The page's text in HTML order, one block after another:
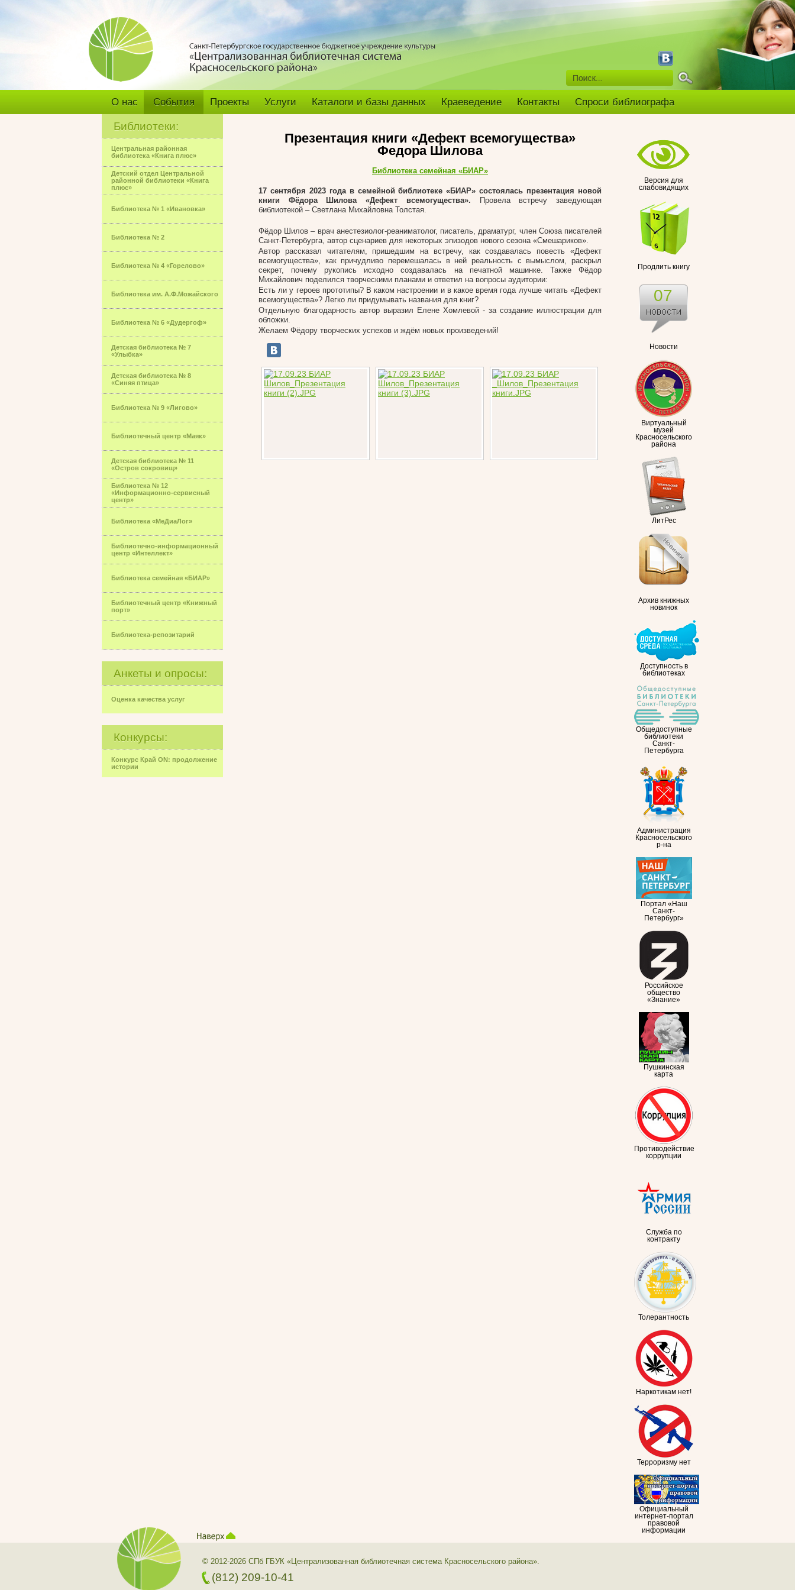
О нас События Проекты Услуги Каталоги и базы данных Краеведение Контакты Спроси библиографа
Библиотеки:
Центральная районная
библиотека «Книга плюс»
Детский отдел Центральной
районной библиотеки «Книга
плюс»
Библиотека № 1 «Ивановка»
Библиотека № 2
Библиотека № 4 «Горелово»
Библиотека им. А.Ф.Можайского
Библиотека № 6 «Дудергоф»
Детская библиотека № 7
«Улыбка»
Детская библиотека № 8
«Синяя птица»
Библиотека № 9 «Лигово»
Библиотечный центр «Маяк»
Детская библиотека № 11
«Остров сокровищ»
Библиотека № 12
«Информационно-сервисный
центр»
Библиотека «МеДиаЛог»
Библиотечно-информационный
центр «Интеллект»
Библиотека семейная «БИАР»
Библиотечный центр «Книжный
порт»
Библиотека-репозитарий
Анкеты и опросы:
Оценка качества услуг
Конкурсы:
Конкурс Край ON: продолжение
истории
Версия для
слабовидящих
Продлить книгу
Новости
07
Виртуальный
музей
Красносельского
района
ЛитРес
Архив книжных
новинок
Доступность в
библиотеках
Общедоступные
библиотеки
Санкт-
Петербурга
Администрация
Красносельского
р-на
Портал «Наш
Санкт-
Петербург»
Российское
общество
«Знание»
Пушкинская
карта
Противодействие
коррупции
Служба по
контракту
Толерантность
Наркотикам нет!
Терроризму нет
Официальный
интернет-портал
правовой
информации
Презентация книги «Дефект всемогущества»
Федора Шилова
Библиотека семейная «БИАР»
17 сентября 2023 года в семейной библиотеке «БИАР» состоялась презентация новой
книги Фёдора Шилова «Дефект всемогущества». Провела встречу заведующая
библиотекой – Светлана Михайловна Толстая.
Фёдор Шилов – врач анестезиолог-реаниматолог, писатель, драматург, член Союза писателей
Санкт-Петербурга, автор сценариев для некоторых эпизодов нового сезона «Смешариков».
Автор рассказал читателям, пришедшим на встречу, как создавалась повесть «Дефект
всемогущества», как причудливо перемешалась в ней реальность с вымыслом, раскрыл
секрет, почему рукопись исходно создавалась на печатной машинке. Также Фёдор
Михайлович поделился творческими планами и ответил на вопросы аудитории:
Есть ли у героев прототипы? В каком настроении и в какое время года лучше читать «Дефект
всемогущества»? Легко ли придумывать названия для книг?
Отдельную благодарность автор выразил Елене Хомлевой - за создание иллюстрации для
обложки.
Желаем Фёдору творческих успехов и ждём новых произведений!
© 2012-2026 СПб ГБУК «Централизованная библиотечная система Красносельского района».
(812) 209-10-41